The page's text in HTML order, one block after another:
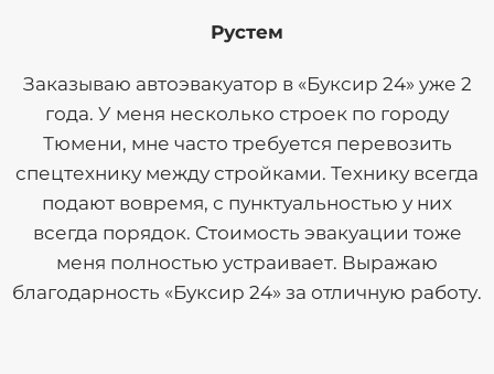
Рустем
Заказываю автоэвакуатор в «Буксир 24» уже 2
года. У меня несколько строек по городу
Тюмени, мне часто требуется перевозить
спецтехнику между стройками. Технику всегда
подают вовремя, с пунктуальностью у них
всегда порядок. Стоимость эвакуации тоже
меня полностью устраивает. Выражаю
благодарность «Буксир 24» за отличную работу.